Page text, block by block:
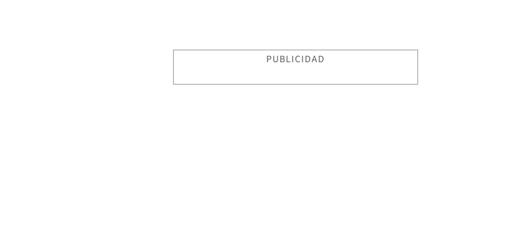
PUBLICIDAD